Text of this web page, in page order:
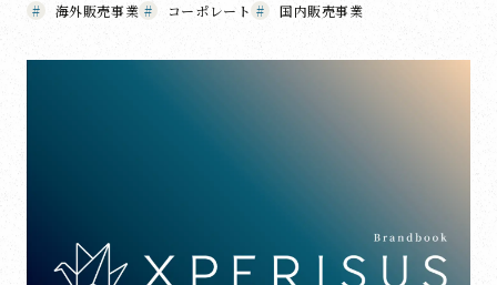
海外販売事業 コーポレート 国内販売事業